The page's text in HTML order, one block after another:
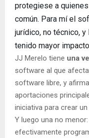
protegiese a
común. Para mí el
jurídico, no técnico,
tenido mayor
JJ Merelo tiene una
software al que
software libre, y
aportaciones
iniciativa para crear
Y luego una no
efectivamente